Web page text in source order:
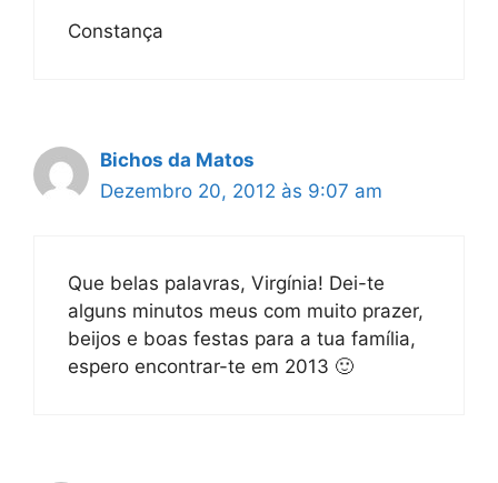
Constança
Bichos da Matos
Dezembro 20, 2012 às 9:07 am
Que belas palavras, Virgínia! Dei-te
alguns minutos meus com muito prazer,
beijos e boas festas para a tua família,
espero encontrar-te em 2013 🙂